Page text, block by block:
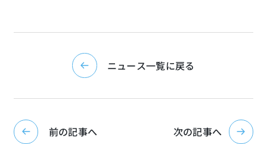
ニュース一覧に戻る
前の記事へ 次の記事へ